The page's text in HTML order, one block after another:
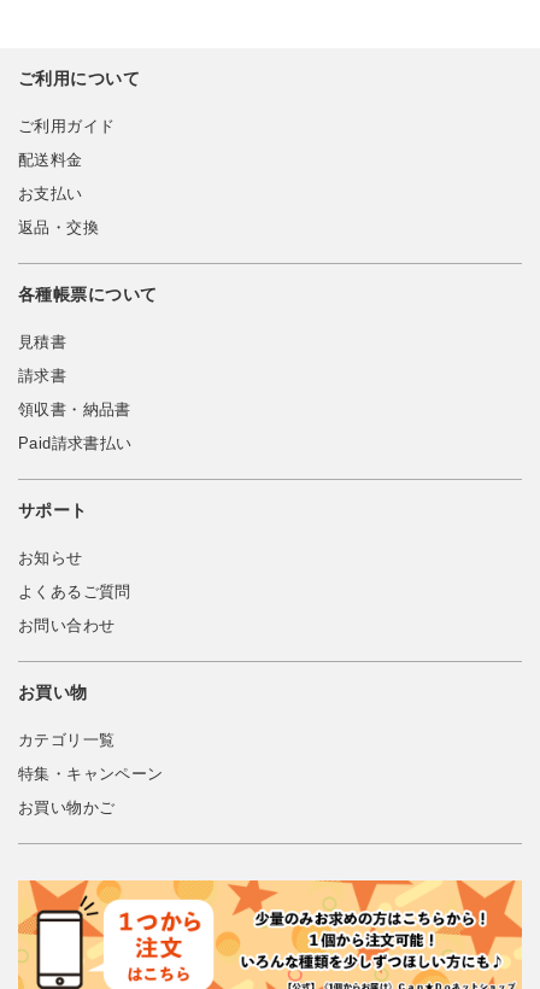
ご利用について
ご利用ガイド
配送料金
お支払い
返品・交換
各種帳票について
見積書
請求書
領収書・納品書
Paid請求書払い
サポート
お知らせ
よくあるご質問
お問い合わせ
お買い物
カテゴリ一覧
特集・キャンペーン
お買い物かご